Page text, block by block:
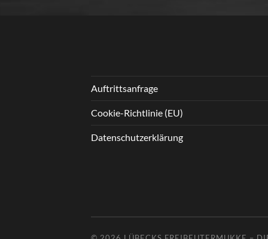
Auftrittsanfrage
Cookie-Richtlinie (EU)
Datenschutzerklärung